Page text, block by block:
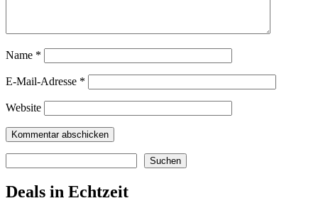
Name *
E-Mail-Adresse *
Website
Suchen
Deals in Echtzeit